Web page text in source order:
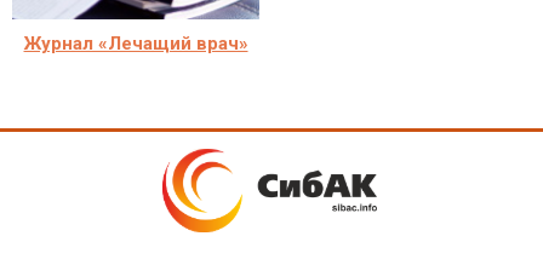
Журнал «Лечащий врач»